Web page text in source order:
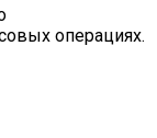
операциях.